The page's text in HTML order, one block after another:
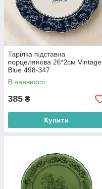
Тарілка підставна
порцелянова 26*2см Vintage
Blue 498-347
В наявності
385 ₴
Купити